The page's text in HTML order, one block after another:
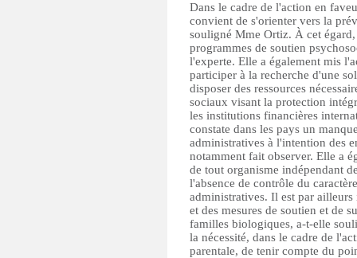
Dans le cadre de l'action en
convient de s'orienter vers la
souligné Mme Ortiz. À cet
programmes de soutien
l'experte. Elle a également mis
participer à la recherche d'une
disposer des ressources
sociaux visant la protection
les institutions financières
constate dans les pays un
administratives à l'intention des
notamment fait observer. Elle a
de tout organisme indépendant
l'absence de contrôle du
administratives. Il est par
et des mesures de soutien et de
familles biologiques, a-t-elle
la nécessité, dans le cadre de
parentale, de tenir compte du